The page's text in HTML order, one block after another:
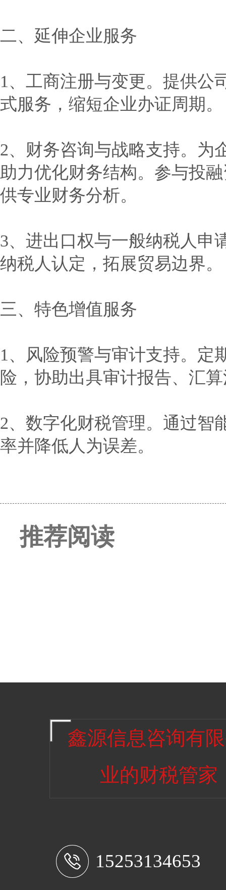
二、延伸企业服务
1、工商注册与变更。提供公
式服务，缩短企业办证周期。
2、财务咨询与战略支持。为
助力优化财务结构。参与投
供专业财务分析。
3、进出口权与一般纳税人申
纳税人认定，拓展贸易边界。
三、特色增值服务
1、风险预警与审计支持。定
险，协助出具审计报告、汇
2、数字化财税管理。通过智
率并降低人为误差。
推荐阅读
鑫源信息咨询有
业的财税管家
15253134653